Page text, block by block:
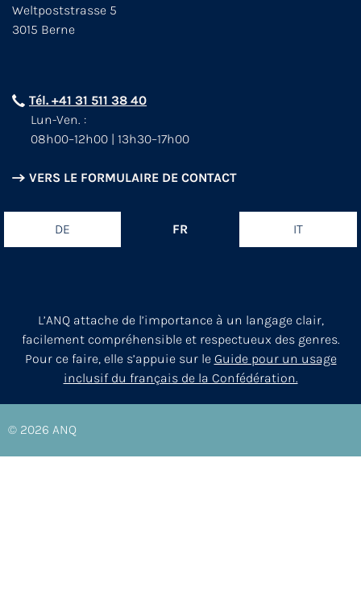
Weltpoststrasse 5
3015 Berne
Tél. +41 31 511 38 40
Lun-Ven. :
08h00–12h00 | 13h30–17h00
VERS LE FORMULAIRE DE CONTACT
DE FR IT
L’ANQ attache de l’importance à un langage clair,
facilement compréhensible et respectueux des genres.
Pour ce faire, elle s’appuie sur le Guide pour un usage
inclusif du français de la Confédération.
© 2026 ANQ